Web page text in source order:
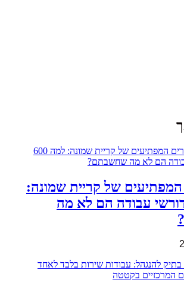
של קריית שמונה:
600 דורשי עבודה הם לא מה